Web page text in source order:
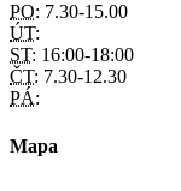
PO: 7.30-15.00
ÚT:
ST: 16:00-18:00
ČT: 7.30-12.30
PÁ:
Mapa